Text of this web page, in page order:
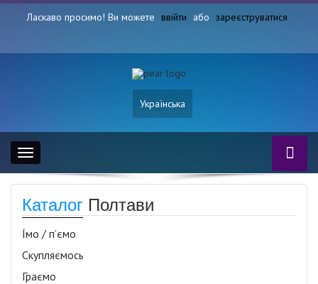
Ласкаво просимо! Ви можете ввійти або зареєструватися
Українська
Toggle
navigation
Каталог Полтави
Їмо / п’ємо
Скупляємось
Граємо